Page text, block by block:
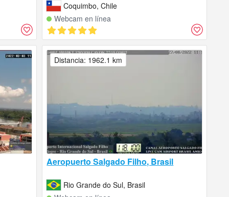
Coquimbo, Chile
Webcam en línea
Aeropuerto Salgado Filho, Brasil
Rio Grande do Sul, Brasil
Distancia: 1962.1 km